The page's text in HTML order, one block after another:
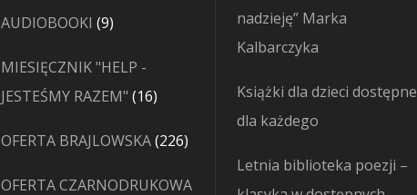
AUDIOBOOKI 99
MIESIĘCZNIK "HELP -
JESTEŚMY RAZEM" 1616
OFERTA BRAJLOWSKA 226226
produktów
OFERTA CZARNODRUKOWA
nadzieję” Marka
Kalbarczyka
Książki dla dzieci dostępne
dla każdego
Letnia biblioteka poezji –